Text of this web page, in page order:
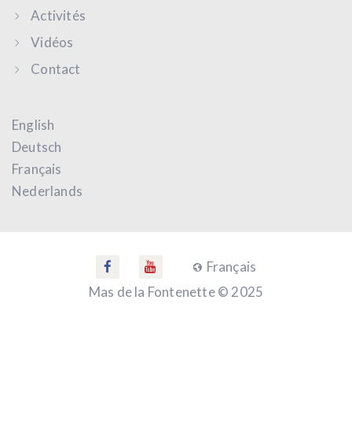
Activités
Vidéos
Contact
English
Deutsch
Français
Nederlands
Français
Mas de la Fontenette © 2025